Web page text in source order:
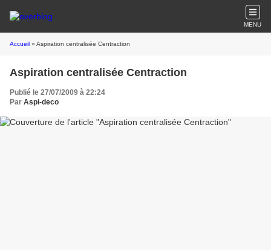
MENU
Accueil » Aspiration centralisée Centraction
Aspiration centralisée Centraction
Publié le 27/07/2009 à 22:24
Par Aspi-deco